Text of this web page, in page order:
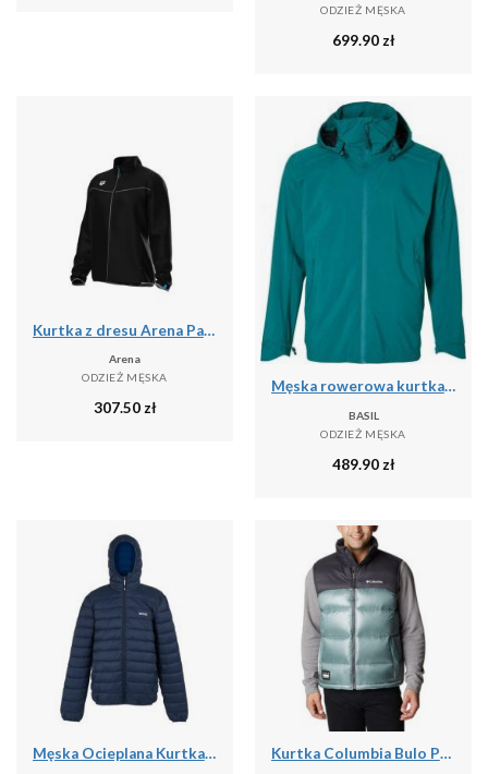
ODZIEŻ MĘSKA
699.90zł
Kurtka z dresu Arena Panel
Arena
ODZIEŻ MĘSKA
307.50zł
Męska rowerowa kurtka przeciwdeszczowa Skane, turkusowo-zielona
BASIL
ODZIEŻ MĘSKA
489.90 zł
Męska Ocieplana Kurtka Z Kapturem Marizion Kurtka Columbia Bulo Point II Down